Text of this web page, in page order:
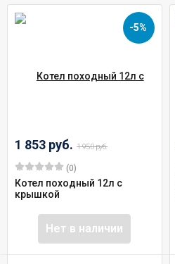
-5%
1 853 руб. 1 950 руб.
(0)
Котел походный 12л с
крышкой
Нет в наличии